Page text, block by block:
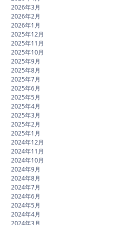
2026年3月
2026年2月
2026年1月
2025年12月
2025年11月
2025年10月
2025年9月
2025年8月
2025年7月
2025年6月
2025年5月
2025年4月
2025年3月
2025年2月
2025年1月
2024年12月
2024年11月
2024年10月
2024年9月
2024年8月
2024年7月
2024年6月
2024年5月
2024年4月
2024年3月